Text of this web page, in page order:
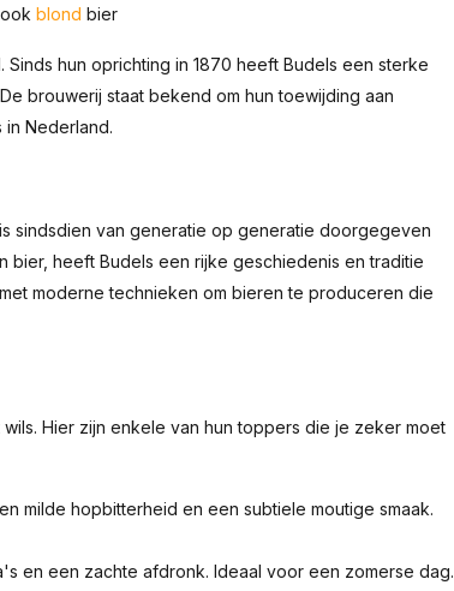
blond bier
hun oprichting in 1870 heeft Budels een sterke
brouwerij staat bekend om hun toewijding aan
Nederland.
sindsdien van generatie op generatie doorgegeven
bier, heeft Budels een rijke geschiedenis en traditie
moderne technieken om bieren te produceren die
Hier zijn enkele van hun toppers die je zeker moet
milde hopbitterheid en een subtiele moutige smaak.
en een zachte afdronk. Ideaal voor een zomerse dag.